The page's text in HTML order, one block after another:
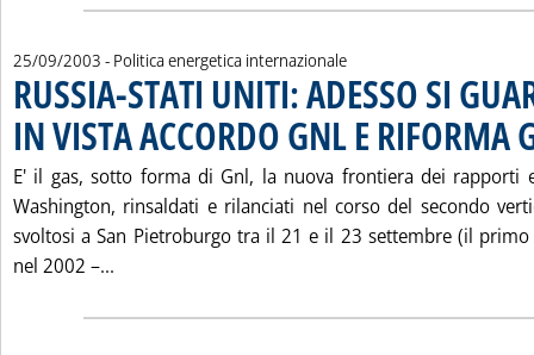
25/09/2003 - Politica energetica internazionale
RUSSIA-STATI UNITI: ADESSO SI
IN VISTA ACCORDO GNL E RIFORMA
E' il gas, sotto forma di Gnl, la nuova frontiera dei rapporti
Washington, rinsaldati e rilanciati nel corso del secondo
svoltosi a San Pietroburgo tra il 21 e il 23 settembre (il
nel 2002 –...